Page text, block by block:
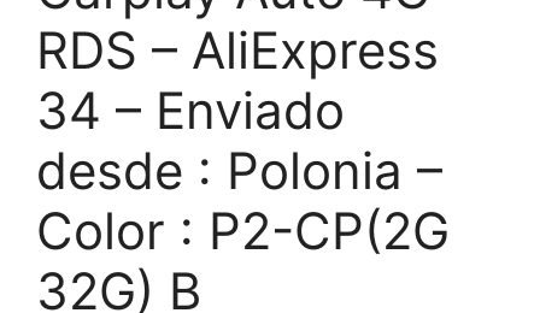
RDS – AliExpress
34 – Enviado
desde : Polonia –
Color : P2-CP(2G
32G) B